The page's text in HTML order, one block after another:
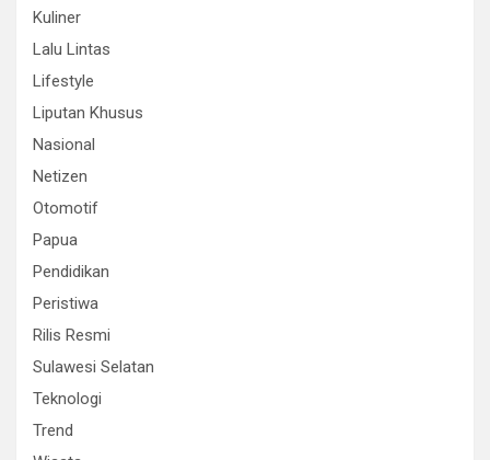
Kuliner
Lalu Lintas
Lifestyle
Liputan Khusus
Nasional
Netizen
Otomotif
Papua
Pendidikan
Peristiwa
Rilis Resmi
Sulawesi Selatan
Teknologi
Trend